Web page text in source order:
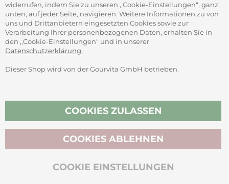
SICHER ZAHLEN
Vertrag widerrufen
BIO-ZERTIFIZIERT
widerrufen, indem Sie zu unseren ,,Cookie-Einstellungen“, ganz
unten, auf jeder Seite, navigieren. Weitere Informationen zu von
uns und Drittanbietern eingesetzten Cookies sowie zur
Verarbeitung Ihrer personenbezogenen Daten, erhalten Sie in
den ,,Cookie-Einstellungen“ und in unserer
Datenschutzerklärung.
Dieser Shop wird von der Gourvita GmbH betrieben.
COOKIES ZULASSEN
COOKIE EINSTELLUNGEN
COOKIES ABLEHNEN